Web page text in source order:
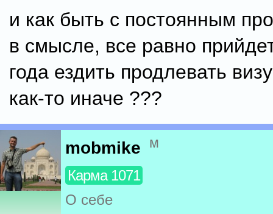
и как быть с постоянным
в смысле, все равно
года ездить продлевать
как-то иначе ???
mobmike м
Карма 1071
О себе